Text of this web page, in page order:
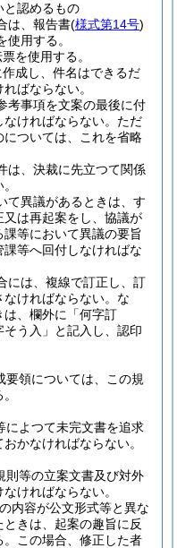
と認めるもの
は、報告書(様式第14号)
使用する。
を使用する。
成し、件名はできるだ
ばならない。
考事項を文案の最後に付
ければならない。 ただ
については、これを省略
は、決裁に先立つて関係
て異議があるときは、す
は再起案をし、協議が
等において異議の要旨
等へ回付しなければな
には、複線で訂正し、訂
ければならない。 な
は、欄外に「何字訂
う入」と記入し、認印
領については、この規
によつて未完文書を追求
かなければならない。
則等の立案文書及び対外
ければならない。
内容が公文形式等と異な
きは、起案の趣旨に反
この場合、修正した者